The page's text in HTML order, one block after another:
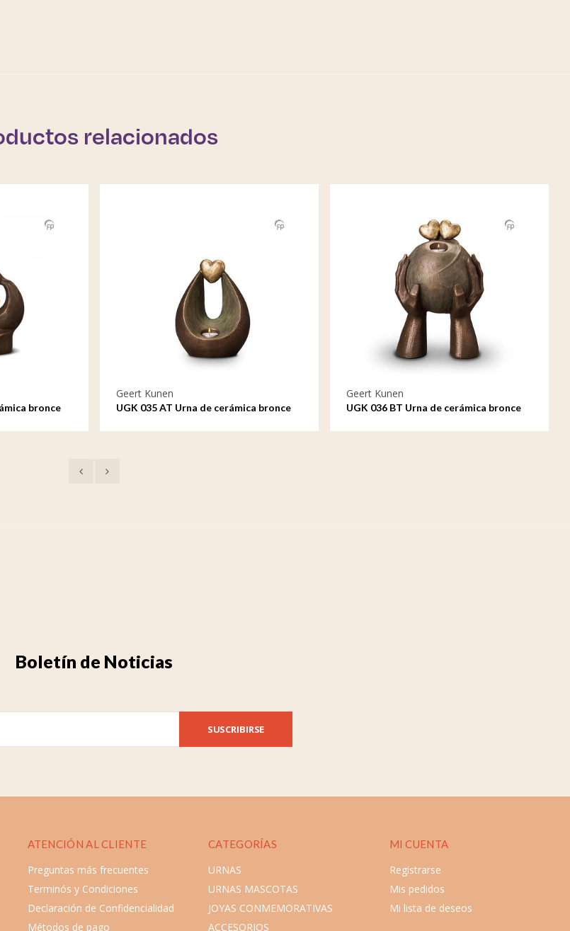
relacionados
bronce
Geert Kunen
UGK 035 AT Urna de cerámica bronce
Geert Kunen
UGK 036 BT Urna de cerámica bronce
Boletín de Noticias
SUSCRIBIRSE
ATENCIÓN AL CLIENTE
Preguntas más frecuentes
Terminós y Condiciones
Declaración de Confidencialidad
Métodos de pago
CATEGORÍAS
URNAS
URNAS MASCOTAS
JOYAS CONMEMORATIVAS
ACCESORIOS
MI CUENTA
Registrarse
Mis pedidos
Mi lista de deseos